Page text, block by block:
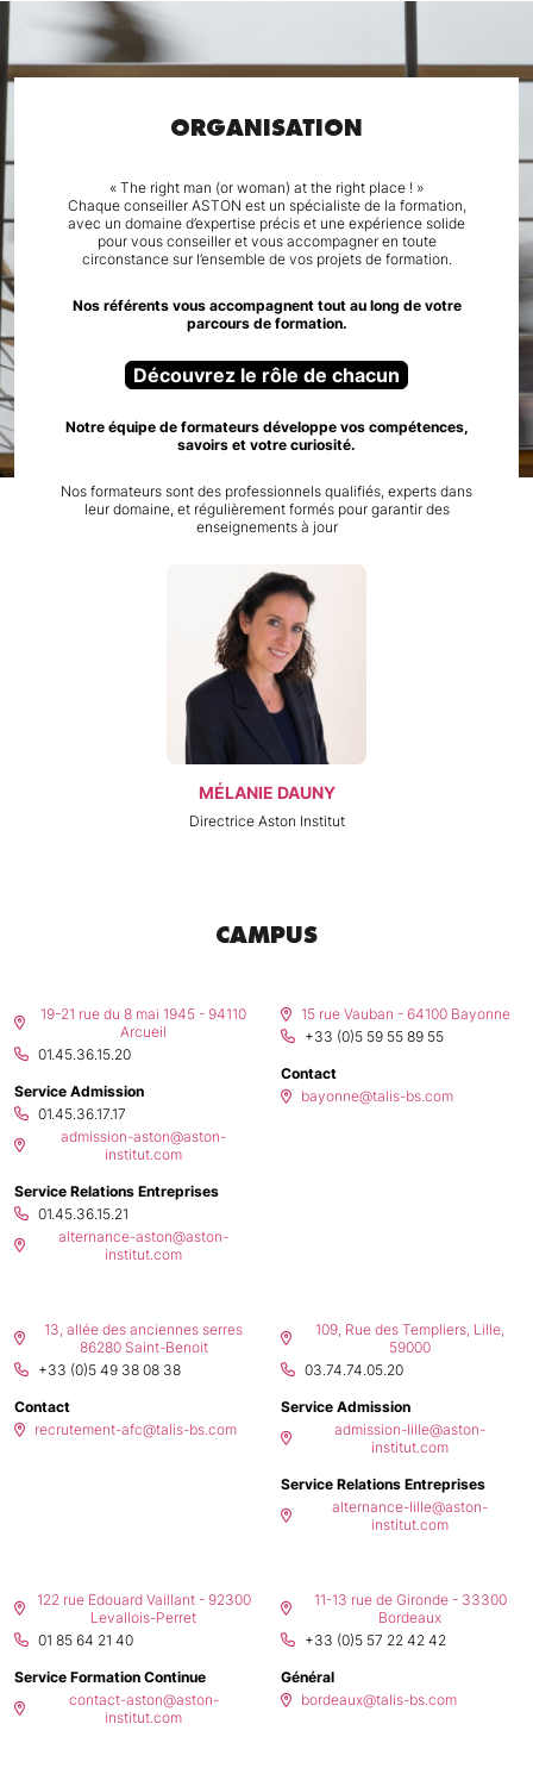
ORGANISATION
« The right man (or woman) at the right place ! »
Chaque conseiller ASTON est un spécialiste de la formation,
avec un domaine d’expertise précis et une expérience solide
pour vous conseiller et vous accompagner en toute
circonstance sur l’ensemble de vos projets de formation.
Nos référents vous accompagnent tout au long de votre
parcours de formation.
Découvrez le rôle de chacun
Notre équipe de formateurs développe vos compétences,
savoirs et votre curiosité.
Nos formateurs sont des professionnels qualifiés, experts dans
leur domaine, et régulièrement formés pour garantir des
enseignements à jour
MÉLANIE DAUNY
Directrice Aston Institut
CAMPUS
19-21 rue du 8 mai 1945 - 94110
Arcueil
01.45.36.15.20
Service Admission
01.45.36.17.17
admission-aston@aston-
institut.com
Service Relations Entreprises
01.45.36.15.21
alternance-aston@aston-
institut.com
15 rue Vauban - 64100 Bayonne
+33 (0)5 59 55 89 55
Contact
bayonne@talis-bs.com
13, allée des anciennes serres
86280 Saint-Benoit
+33 (0)5 49 38 08 38
Contact
recrutement-afc@talis-bs.com
109, Rue des Templiers, Lille,
59000
03.74.74.05.20
Service Admission
admission-lille@aston-
institut.com
Service Relations Entreprises
alternance-lille@aston-
institut.com
122 rue Edouard Vaillant - 92300
Levallois-Perret
01 85 64 21 40
Service Formation Continue
contact-aston@aston-
institut.com
11-13 rue de Gironde - 33300
Bordeaux
+33 (0)5 57 22 42 42
Général
bordeaux@talis-bs.com